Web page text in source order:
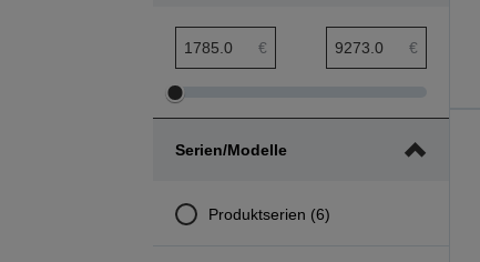
€ €
Preis
Bereich
Preis
Bereich
Serien/Modelle
Produktserien (6)